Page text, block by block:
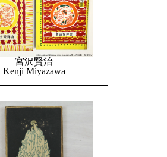
宮沢賢治
Kenji Miyazawa